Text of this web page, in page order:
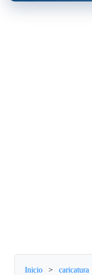
Inicio > caricatura